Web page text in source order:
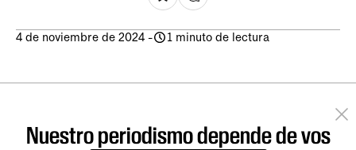
4 de noviembre de 2024 - 1 minuto de lectura
Nuestro periodismo depende de vos